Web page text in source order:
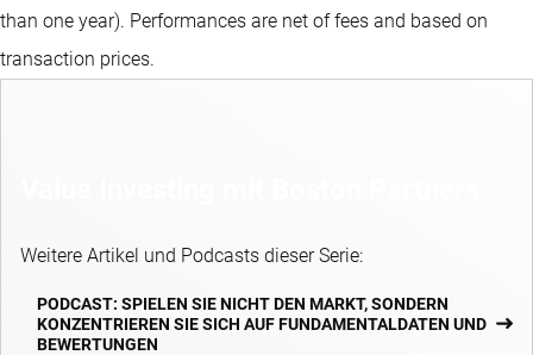
than one year). Performances are net of fees and based on
transaction prices.
Weitere Artikel und Podcasts dieser Serie:
PODCAST: SPIELEN SIE NICHT DEN MARKT, SONDERN
KONZENTRIEREN SIE SICH AUF FUNDAMENTALDATEN UND
BEWERTUNGEN